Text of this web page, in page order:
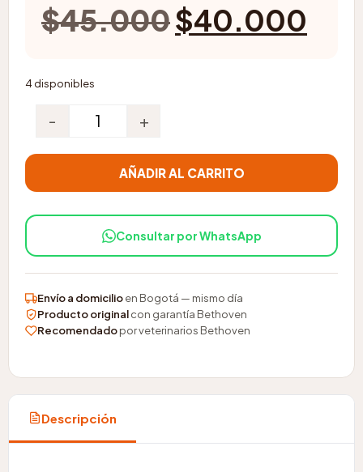
$45.000El
era:
$45.000.
$40.000
es:
4 disponibles
Oftaproc colirio 10ml cantidad
- +
AÑADIR AL CARRITO
Consultar por WhatsApp
Envío a domicilioen Bogotá — mismo día
Producto originalcon garantía Bethoven
Recomendadopor veterinarios Bethoven
Descripción